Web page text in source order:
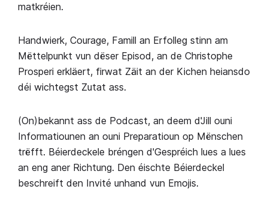
matkréien.
Handwierk, Courage, Famill an Erfolleg stinn am
Mëttelpunkt vun dëser Episod, an de Christophe
Prosperi erkläert, firwat Zäit an der Kichen heiansdo
déi wichtegst Zutat ass.
(On)bekannt ass de Podcast, an deem d'Jill ouni
Informatiounen an ouni Preparatioun op Mënschen
trëfft. Béierdeckele bréngen d'Gespréich lues a lues
an eng aner Richtung. Den éischte Béierdeckel
beschreift den Invité unhand vun Emojis.